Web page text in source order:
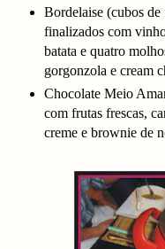
Bordelaise (cubos
finalizados com
batata e quatro
gorgonzola e cream
Chocolate Meio
com frutas frescas,
creme e brownie de